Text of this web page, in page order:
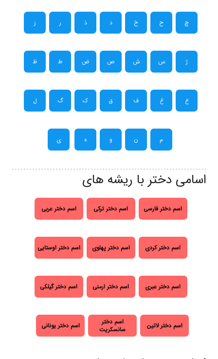
چ ح خ د ذ ر ز
ژ س ش ص ض ط ظ
ع غ ف ق ک گ ل
م ن و ه ی
اسامی دختر با ریشه های
اسم دختر فارسی اسم دختر ترکی اسم دختر عربی
اسم دختر کردی اسم دختر پهلوی اسم دختر اوستایی
اسم دختر عبری اسم دختر ارمنی اسم دختر گیلکی
اسم دختر لاتین
اسم دختر
سانسکریت
اسم دختر یونانی